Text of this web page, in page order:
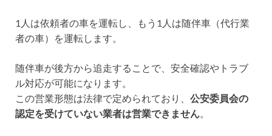
1人は依頼者の車を運転し、もう1人は随伴車（代行業
者の車）を運転します。
随伴車が後方から追走することで、安全確認やトラブ
ル対応が可能になります。
この営業形態は法律で定められており、 公安委員会の
認定を受けていない業者は営業できません